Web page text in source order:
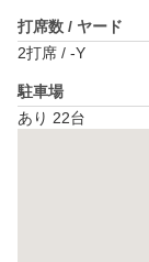
打席数 / ヤード
2打席 / -Y
駐車場
あり 22台